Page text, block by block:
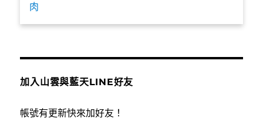
肉
加入山雲與藍天LINE好友
帳號有更新快來加好友！